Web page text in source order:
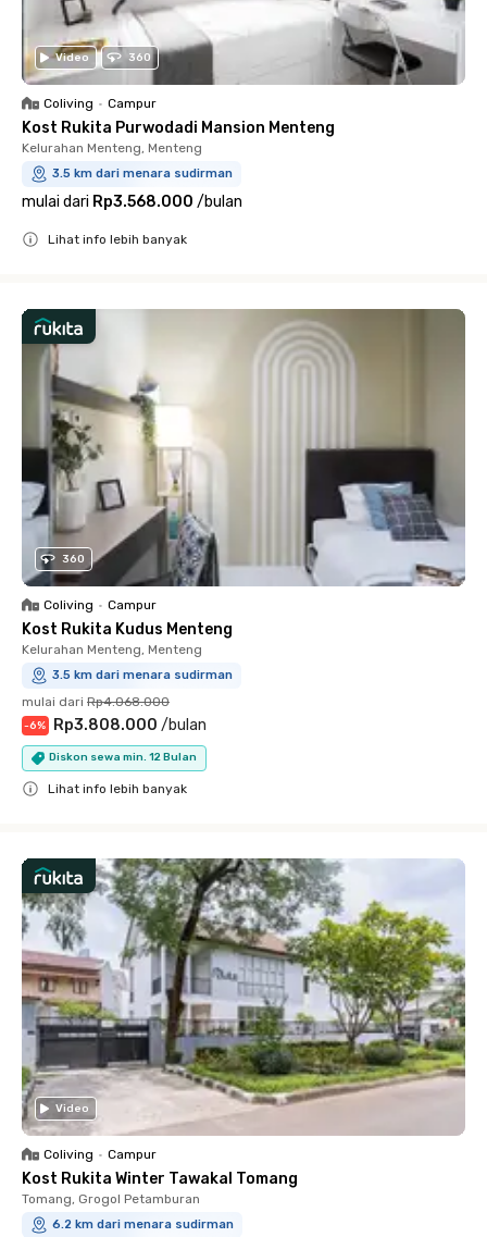
Video 360
Coliving • Campur
Kost Rukita Purwodadi Mansion Menteng
Kelurahan Menteng, Menteng
3.5 km dari menara sudirman
mulai dari Rp3.568.000 /bulan
Lihat info lebih banyak
360
Coliving • Campur
Kost Rukita Kudus Menteng
Kelurahan Menteng, Menteng
3.5 km dari menara sudirman
mulai dari Rp4.068.000
-6% Rp3.808.000 /bulan
Diskon sewa min. 12 Bulan
Lihat info lebih banyak
Video
Coliving • Campur
Kost Rukita Winter Tawakal Tomang
Tomang, Grogol Petamburan
6.2 km dari menara sudirman